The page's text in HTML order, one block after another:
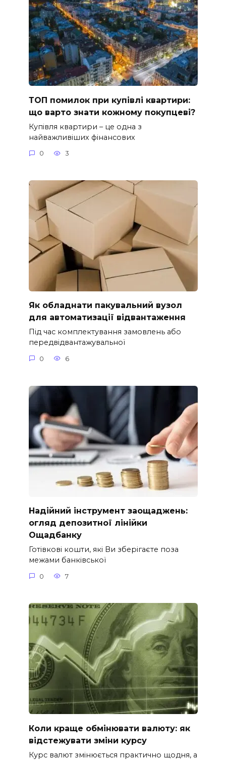
ТОП помилок при купівлі квартири:
що варто знати кожному покупцеві?
Купівля квартири – це одна з
найважливіших фінансових
0 3
Як обладнати пакувальний вузол
для автоматизації відвантаження
Під час комплектування замовлень або
передвідвантажувальної
0 6
Надійний інструмент заощаджень:
огляд депозитної лінійки
Ощадбанку
Готівкові кошти, які Ви зберігаєте поза
межами банківської
0 7
Коли краще обмінювати валюту: як
відстежувати зміни курсу
Курс валют змінюється практично щодня, а